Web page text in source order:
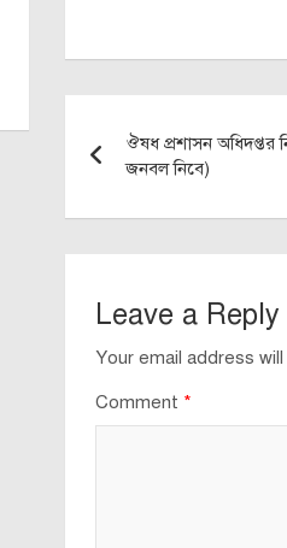
navigation
ঔষধ প্রশাসন অধিদপ্তর
জনবল নিবে)
Leave a Reply
Your email address
Comment *